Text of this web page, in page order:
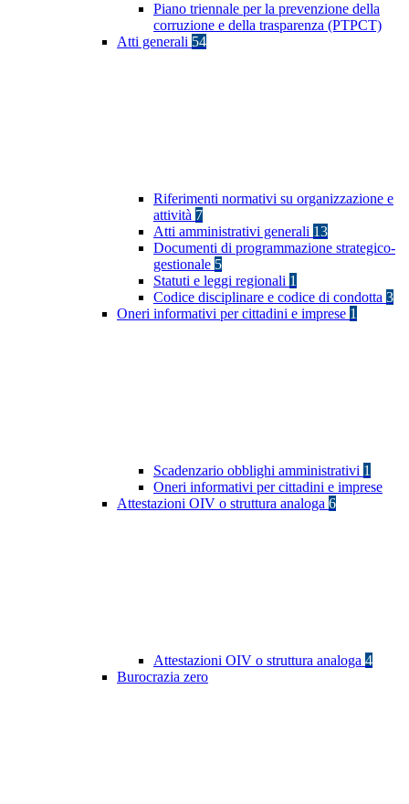
Piano triennale per la prevenzione della
corruzione e della trasparenza (PTPCT)
Atti generali 54
Riferimenti normativi su organizzazione e
attività 7
Atti amministrativi generali 13
Documenti di programmazione strategico-
gestionale 5
Statuti e leggi regionali 1
Codice disciplinare e codice di condotta 3
Oneri informativi per cittadini e imprese 1
Scadenzario obblighi amministrativi 1
Oneri informativi per cittadini e imprese
Attestazioni OIV o struttura analoga 6
Attestazioni OIV o struttura analoga 4
Burocrazia zero